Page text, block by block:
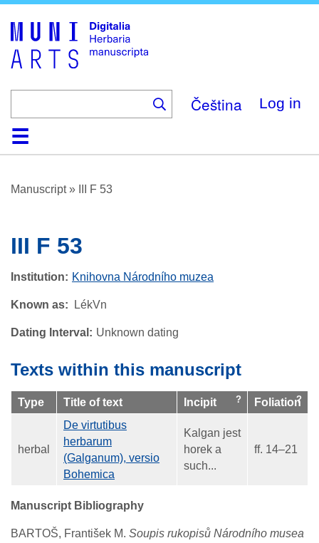
Čeština Log in
HomeBrowse
About
HelpContactDigitalia
Manuscript» III F 53
III F 53
Institution Knihovna Národního muzea
Known as LékVn
Dating Interval Unknown dating
Texts within this manuscript
Type Title of text Incipit Foliation
herbal
De virtutibus
herbarum
(Galganum), versio
Bohemica
Kalgan jest
horek a
such...
ff. 14–21
Manuscript Bibliography
BARTOŠ, František M. Soupis rukopisů Národního musea